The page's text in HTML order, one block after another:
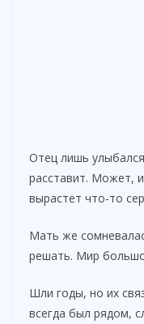
Отец лишь
расставит. Может,
вырастет что-то
Мать же
решать. Мир
Шли годы, но их
всегда был рядом,